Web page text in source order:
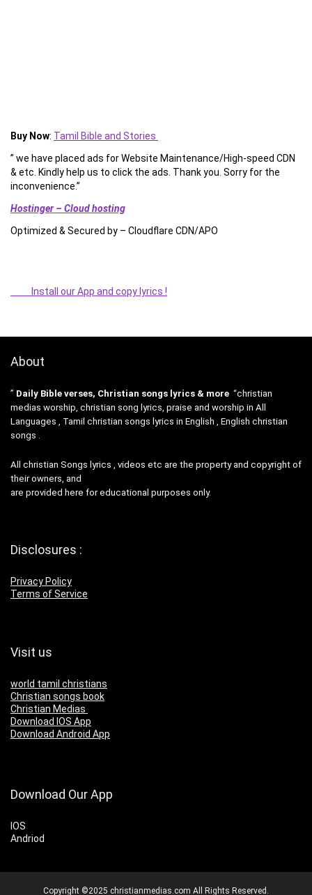
Buy Now: Tamil Bible and Stories
” we have placed ads for Website Maintenance/High-speed CDN
& etc. Kindly help us to click the ads. Thank you. Sorry for the
inconvenience.”
Hostinger – Cloud hosting
Optimized & Secured by – Cloudflare CDN/APO
Install our App and copy lyrics !
About
” Daily Bible verses, Christian songs lyrics & more “christian
medias worship, christian song lyrics, praise and worship in All
Languages , Tamil christian songs lyrics in English , English christian
songs .
All christian Songs lyrics , videos etc are the property and copyright of
their owners, and
are provided here for educational purposes only.
Disclosures :
Privacy Policy
Terms of Service
Visit us
world tamil christians
Christian songs book
Christian Medias
Download IOS App
Download Android App
Download Our App
IOS
Andriod
Copyright ©2025 christianmedias.com All Rights Reserved.